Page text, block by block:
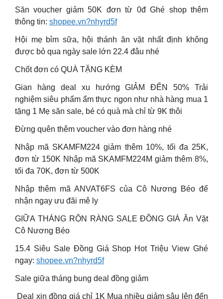
Săn voucher giảm 50K đơn từ 0đ Ghé shop thêm
thông tin: shopee.vn?nhyrd5f
Hội mẹ bỉm sữa, hội thánh ăn vặt nhất định không
được bỏ qua ngày sale lớn 22.4 đâu nhé
Chốt đơn có QUÀ TẶNG KÈM
Gian hàng deal xu hướng GIẢM ĐẾN 50% Trải
nghiệm siêu phẩm ẩm thực ngon như nhà hàng mua 1
tặng 1 Mẹ săn sale, bé có quà mà chỉ từ 9K thôi
Đừng quên thêm voucher vào đơn hàng nhé
Nhập mã SKAMFM224 giảm thêm 10%, tối đa 25K,
đơn từ 150K Nhập mã SKAMFM224M giảm thêm 8%,
tối đa 70K, đơn từ 500K
Nhập thêm mã ANVAT6FS của Cô Nương Béo để
nhận ngay ưu đãi mê ly
GIỮA THÁNG RỘN RÀNG SALE ĐỒNG GIÁ️ Ăn Vặt
Cô Nương Béo
15.4 Siêu Sale Đồng Giá Shop Hot Triệu View Ghé
ngay: shopee.vn?nhyrd5f
Sale giữa tháng bung deal đồng giảm
️ Deal xịn đồng giá chỉ 1K Mua nhiều giảm sâu lên đến